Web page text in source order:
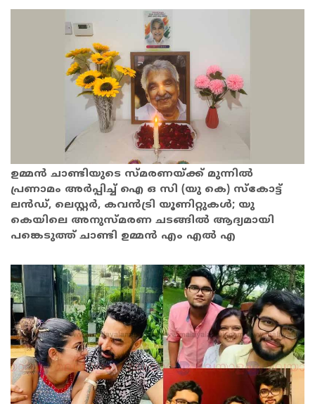
ഉമ്മൻ ചാണ്ടിയുടെ സ്മരണയ്‌ക്ക് മുന്നിൽ
പ്രണാമം അർപ്പിച്ച് ഐ ഒ സി (യു കെ) സ്കോട്ട്
ലൻഡ്, ലെസ്റ്റർ, കവൻട്രി യൂണിറ്റുകൾ; യു
കെയിലെ അനുസ്മരണ ചടങ്ങിൽ ആദ്യമായി
പങ്കെടുത്ത് ചാണ്ടി ഉമ്മൻ എം എൽ എ